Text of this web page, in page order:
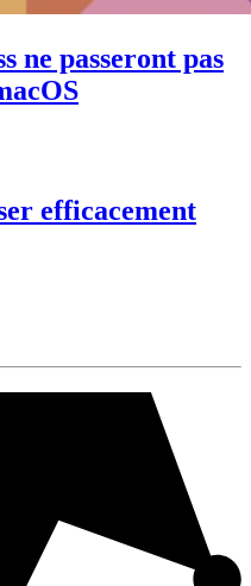
ne passeront pas
efficacement